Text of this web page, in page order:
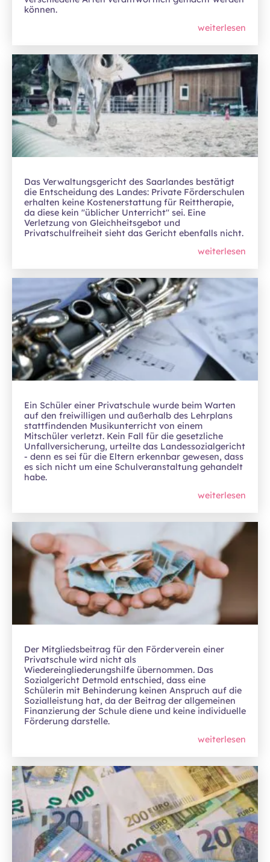
können.
weiterlesen
Das Verwaltungsgericht des Saarlandes bestätigt
die Entscheidung des Landes: Private Förderschulen
erhalten keine Kostenerstattung für Reittherapie,
da diese kein "üblicher Unterricht" sei. Eine
Verletzung von Gleichheitsgebot und
Privatschulfreiheit sieht das Gericht ebenfalls nicht.
weiterlesen
Ein Schüler einer Privatschule wurde beim Warten
auf den freiwilligen und außerhalb des Lehrplans
stattfindenden Musikunterricht von einem
Mitschüler verletzt. Kein Fall für die gesetzliche
Unfallversicherung, urteilte das Landessozialgericht
- denn es sei für die Eltern erkennbar gewesen, dass
es sich nicht um eine Schulveranstaltung gehandelt
habe.
weiterlesen
Der Mitgliedsbeitrag für den Förderverein einer
Privatschule wird nicht als
Wiedereingliederungshilfe übernommen. Das
Sozialgericht Detmold entschied, dass eine
Schülerin mit Behinderung keinen Anspruch auf die
Sozialleistung hat, da der Beitrag der allgemeinen
Finanzierung der Schule diene und keine individuelle
Förderung darstelle.
weiterlesen